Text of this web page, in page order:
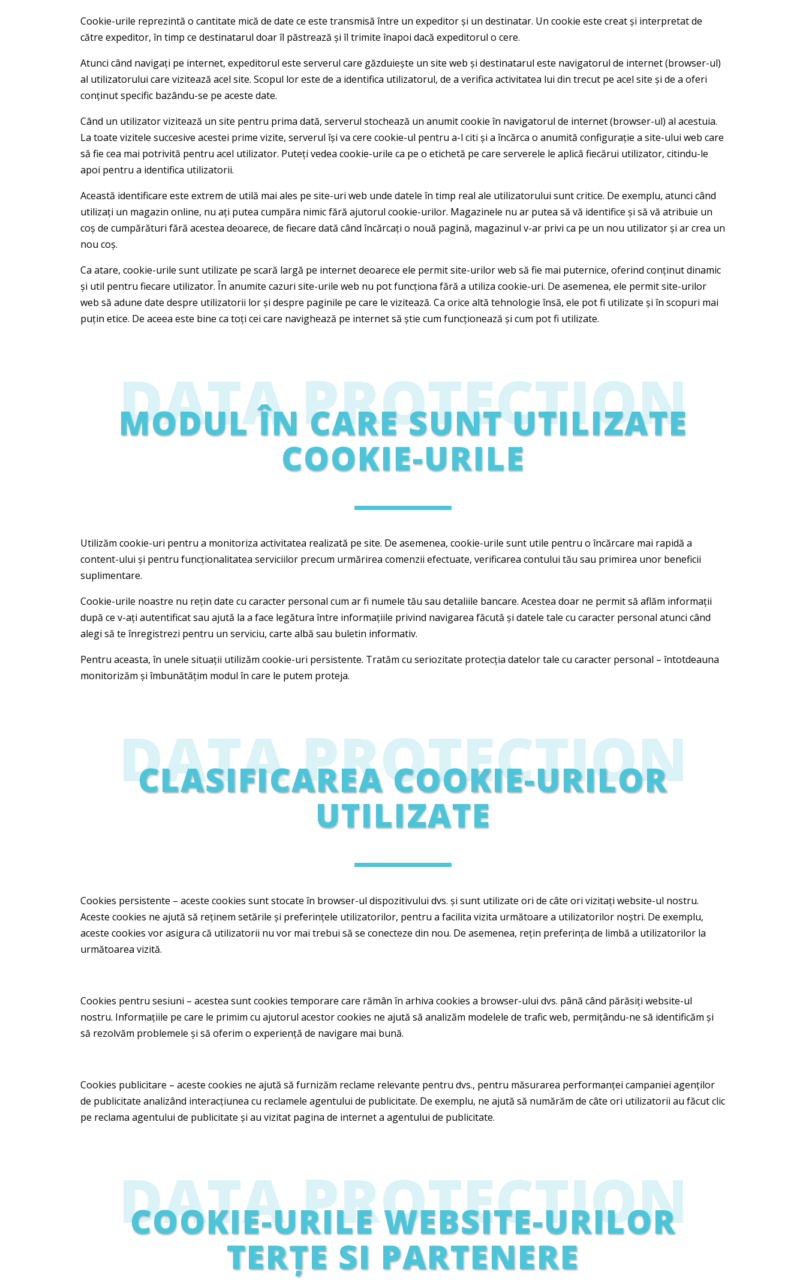
Cookie-urile reprezintă o cantitate mică de date ce este transmisă între un expeditor și un destinatar. Un cookie este creat și interpretat de
către expeditor, în timp ce destinatarul doar îl păstrează și îl trimite înapoi dacă expeditorul o cere.
Atunci când navigați pe internet, expeditorul este serverul care găzduiește un site web și destinatarul este navigatorul de internet (browser-ul)
al utilizatorului care vizitează acel site. Scopul lor este de a identifica utilizatorul, de a verifica activitatea lui din trecut pe acel site și de a oferi
conținut specific bazându-se pe aceste date.
Când un utilizator vizitează un site pentru prima dată, serverul stochează un anumit cookie în navigatorul de internet (browser-ul) al acestuia.
La toate vizitele succesive acestei prime vizite, serverul își va cere cookie-ul pentru a-l citi și a încărca o anumită configurație a site-ului web care
să fie cea mai potrivită pentru acel utilizator. Puteți vedea cookie-urile ca pe o etichetă pe care serverele le aplică fiecărui utilizator, citindu-le
apoi pentru a identifica utilizatorii.
Această identificare este extrem de utilă mai ales pe site-uri web unde datele în timp real ale utilizatorului sunt critice. De exemplu, atunci când
utilizați un magazin online, nu ați putea cumpăra nimic fără ajutorul cookie-urilor. Magazinele nu ar putea să vă identifice și să vă atribuie un
coș de cumpărături fără acestea deoarece, de fiecare dată când încărcați o nouă pagină, magazinul v-ar privi ca pe un nou utilizator și ar crea un
nou coș.
Ca atare, cookie-urile sunt utilizate pe scară largă pe internet deoarece ele permit site-urilor web să fie mai puternice, oferind conținut dinamic
și util pentru fiecare utilizator. În anumite cazuri site-urile web nu pot funcționa fără a utiliza cookie-uri. De asemenea, ele permit site-urilor
web să adune date despre utilizatorii lor și despre paginile pe care le vizitează. Ca orice altă tehnologie însă, ele pot fi utilizate și în scopuri mai
puțin etice. De aceea este bine ca toți cei care navighează pe internet să știe cum funcționează și cum pot fi utilizate.
DATA PROTECTION
MODUL ÎN CARE SUNT UTILIZATE
COOKIE-URILE
Utilizăm cookie-uri pentru a monitoriza activitatea realizată pe site. De asemenea, cookie-urile sunt utile pentru o încărcare mai rapidă a
content-ului și pentru funcționalitatea serviciilor precum urmărirea comenzii efectuate, verificarea contului tău sau primirea unor beneficii
suplimentare.
Cookie-urile noastre nu rețin date cu caracter personal cum ar fi numele tău sau detaliile bancare. Acestea doar ne permit să aflăm informații
după ce v-ați autentificat sau ajută la a face legătura între informațiile privind navigarea făcută și datele tale cu caracter personal atunci când
alegi să te înregistrezi pentru un serviciu, carte albă sau buletin informativ.
Pentru aceasta, în unele situații utilizăm cookie-uri persistente. Tratăm cu seriozitate protecția datelor tale cu caracter personal – întotdeauna
monitorizăm și îmbunătățim modul în care le putem proteja.
DATA PROTECTION
CLASIFICAREA COOKIE-URILOR
UTILIZATE
Cookies persistente – aceste cookies sunt stocate în browser-ul dispozitivului dvs. și sunt utilizate ori de câte ori vizitați website-ul nostru.
Aceste cookies ne ajută să reținem setările și preferințele utilizatorilor, pentru a facilita vizita următoare a utilizatorilor noștri. De exemplu,
aceste cookies vor asigura că utilizatorii nu vor mai trebui să se conecteze din nou. De asemenea, rețin preferința de limbă a utilizatorilor la
următoarea vizită.
Cookies pentru sesiuni – acestea sunt cookies temporare care rămân în arhiva cookies a browser-ului dvs. până când părăsiți website-ul
nostru. Informațiile pe care le primim cu ajutorul acestor cookies ne ajută să analizăm modelele de trafic web, permițându-ne să identificăm și
să rezolvăm problemele și să oferim o experiență de navigare mai bună.
Cookies publicitare – aceste cookies ne ajută să furnizăm reclame relevante pentru dvs., pentru măsurarea performanței campaniei agenților
de publicitate analizând interacțiunea cu reclamele agentului de publicitate. De exemplu, ne ajută să numărăm de câte ori utilizatorii au făcut clic
pe reclama agentului de publicitate și au vizitat pagina de internet a agentului de publicitate.
DATA PROTECTION
COOKIE-URILE WEBSITE-URILOR
TERȚE SI PARTENERE